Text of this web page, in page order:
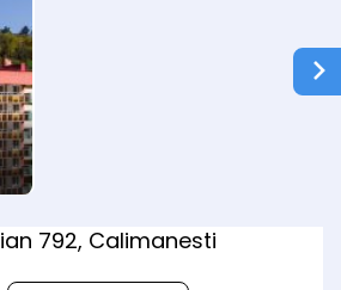
792, Calimanesti